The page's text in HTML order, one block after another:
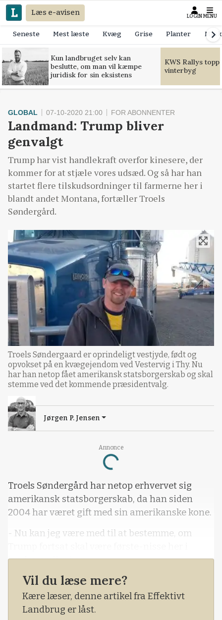
Læs e-avisen LOGIN MENU
Seneste Mest læste Kvæg Grise Planter
Kun landbruget selv kan
beslutte, om man vil kæmpe
juridisk for sin eksistens
KWS Rallys
vinterbyg
Annonce
Loading...
GLOBAL 07-10-2020 21:00 FOR ABONNENTER
Landmand: Trump bliver
genvalgt
Trump har vist handlekraft overfor kinesere, der
kommer for at stjæle vores udsæd. Og så har han
startet flere tilskudsordninger til farmerne her i
blandt andet Montana, fortæller Troels
Søndergård.
Troels Søndergaard er oprindeligt vestjyde, født og
opvokset på en kvægejendom ved Vestervig i Thy. Nu
har han netop fået amerikansk statsborgerskab og skal
stemme ved det kommende præsidentvalg.
Jørgen P. Jensen
Troels Søndergård har netop erhvervet sig
amerikansk statsborgerskab, da han siden
2004 har været gift med sin amerikanske kone.
- Nu kan jeg være med til at bestemme, om
landet, smiler han.
Han er oprindelig vestjyde, født og opvokset på
en kvægejendom ved Vestervig i Thy.
Vil du læse mere?
Kære læser, denne artikel fra Effektivt
Landbrug er låst.